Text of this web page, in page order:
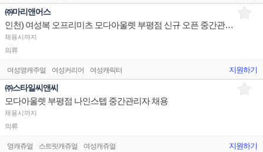
㈜마리앤어스
인천) 여성복 오프리미츠 모다아울렛 부평점 신규 오픈 중간관리자 구인
채용시까지
의류
여성영캐주얼 여성커리어 여성캐릭터 지원하기
㈜스타일씨앤씨
모다아울렛 부평점 나인스텝 중간관리자 채용
채용시까지
의류
영캐쥬얼 스트릿캐쥬얼 여성캐쥬얼 지원하기